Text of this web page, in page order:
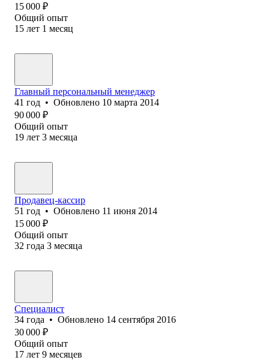
15 000 ₽
Общий опыт
15 лет 1 месяц
Главный персональный менеджер
41 год • Обновлено 10 марта 2014
90 000 ₽
Общий опыт
19 лет 3 месяца
Продавец-кассир
51 год • Обновлено 11 июня 2014
15 000 ₽
Общий опыт
32 года 3 месяца
Специалист
34 года • Обновлено 14 сентября 2016
30 000 ₽
Общий опыт
17 лет 9 месяцев